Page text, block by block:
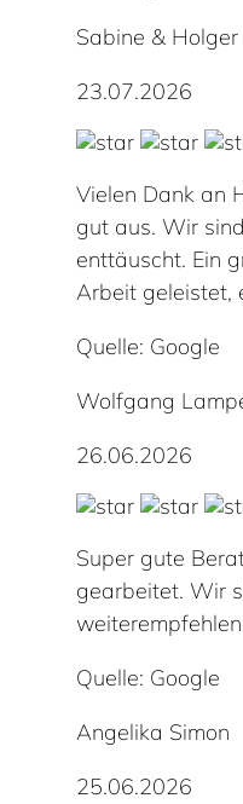
Sabine &
23.07.2026
Vielen Dank an
gut aus. Wir
enttäuscht. Ein
Arbeit geleistet,
Quelle: Google
Wolfgang
26.06.2026
Super gute
gearbeitet. Wir
Quelle: Google
Angelika Simon
25.06.2026